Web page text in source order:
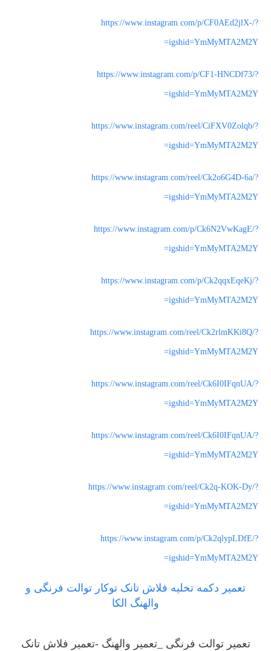
https://www.instagram.com/p/CF0AEd2jlX-/?
igshid=YmMyMTA2M2Y=
https://www.instagram.com/p/CF1-HNCDf73/?
igshid=YmMyMTA2M2Y=
https://www.instagram.com/reel/CiFXV0Zolqb/?
igshid=YmMyMTA2M2Y=
https://www.instagram.com/reel/Ck2o6G4D-6a/?
igshid=YmMyMTA2M2Y=
https://www.instagram.com/p/Ck6N2VwKagE/?
igshid=YmMyMTA2M2Y=
https://www.instagram.com/p/Ck2qqxEqeKj/?
igshid=YmMyMTA2M2Y=
https://www.instagram.com/reel/Ck2rlmKKi8Q/?
igshid=YmMyMTA2M2Y=
https://www.instagram.com/reel/Ck6I0IFqnUA/?
igshid=YmMyMTA2M2Y=
https://www.instagram.com/reel/Ck6I0IFqnUA/?
igshid=YmMyMTA2M2Y=
https://www.instagram.com/reel/Ck2q-KOK-Dy/?
igshid=YmMyMTA2M2Y=
https://www.instagram.com/p/Ck2qlypLDfE/?
igshid=YmMyMTA2M2Y=
تعمیر دکمه تخلیه فلاش تانک توکار توالت فرنگی و
والهنگ الکا
تعمیر توالت فرنگی _تعمیر والهنگ -تعمیر فلاش تانک